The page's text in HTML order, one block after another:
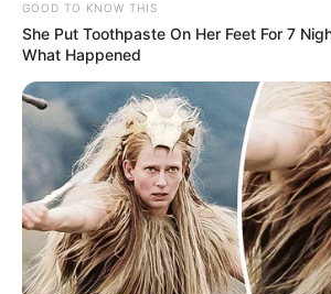
Tenemos todas las
interesan. Para estar
favor, active las
ACTIVAR AHORA
TEMAS DESTACADOS
GOOD TO KNOW THIS
She Put Toothpaste On Her Feet For 7
What Happened